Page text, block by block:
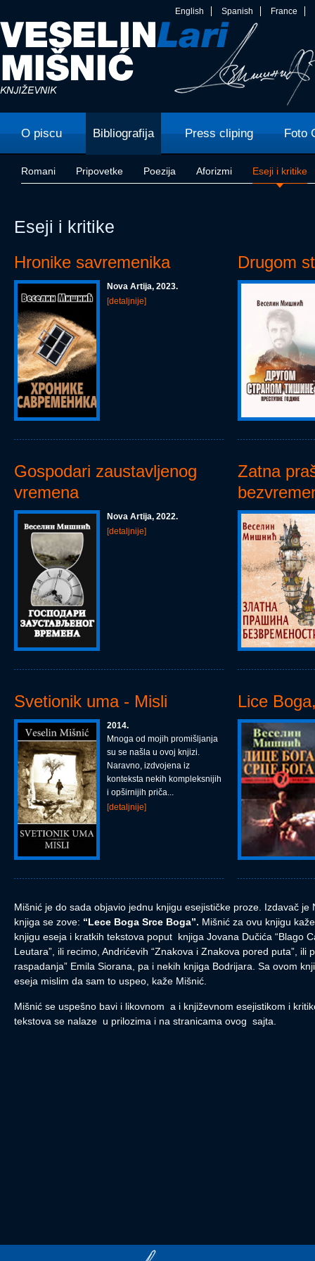
English Spanish France
O piscu Bibliografija Press cliping Foto
Romani Pripovetke Poezija Aforizmi Eseji i kritike
Eseji i kritike
Hronike savremenika
Nova Artija, 2023.
[detaljnije]
Drugom
Gospodari zaustavljenog
vremena
Nova Artija, 2022.
[detaljnije]
Zatna
Svetionik uma - Misli
2014.
Mnoga od mojih promišljanja
su se našla u ovoj knjizi.
Naravno, izdvojena iz
konteksta nekih kompleksnijih
i opširnijih priča...
[detaljnije]
Lice
Mišnić je do sada objavio jednu knjigu esejističke proze. Izdavač
knjiga se zove: “Lece Boga Srce Boga”. Mišnić za ovu knjigu
knjigu eseja i kratkih tekstova poput knjiga Jovana Dučića “Blago
Leutara”, ili recimo, Andrićevih “Znakova i Znakova pored puta”, ili
raspadanja” Emila Siorana, pa i nekih knjiga Bodrijara. Sa ovom
eseja mislim da sam to uspeo, kaže Mišnić.
Mišnić se uspešno bavi i likovnom a i književnom esejistikom i
tekstova se nalaze u prilozima i na stranicama ovog sajta.